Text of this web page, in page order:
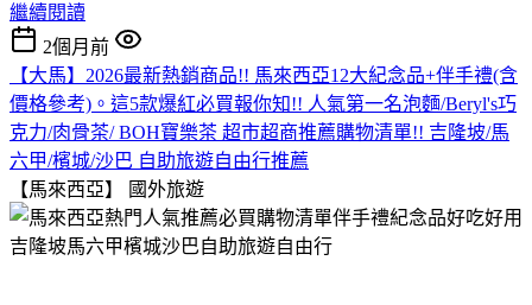
繼續閱讀
2個月前
【大馬】2026最新熱銷商品!! 馬來西亞12大紀念品+伴手禮(含
價格參考)。這5款爆紅必買報你知!! 人氣第一名泡麵/Beryl's巧
克力/肉骨茶/ BOH寶樂茶 超市超商推薦購物清單!! 吉隆坡/馬
六甲/檳城/沙巴 自助旅遊自由行推薦
【馬來西亞】
國外旅遊